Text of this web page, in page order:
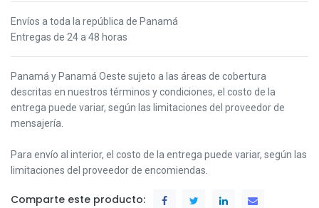
Envíos a toda la república de Panamá
Entregas de 24 a 48 horas
Panamá y Panamá Oeste sujeto a las áreas de cobertura
descritas en nuestros términos y condiciones, el costo de la
entrega puede variar, según las limitaciones del proveedor de
mensajería.
Para envío al interior, el costo de la entrega puede variar, según las
limitaciones del proveedor de encomiendas.
Comparte este producto: